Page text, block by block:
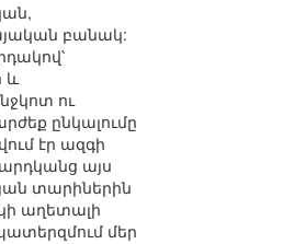
բանակ:
և
ու
ընկալումը
էր ազգի
այս
տարիներին
աղետալի
մեր